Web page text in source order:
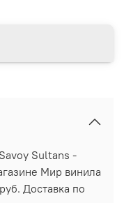
Sultans -
Мир винила
Доставка по